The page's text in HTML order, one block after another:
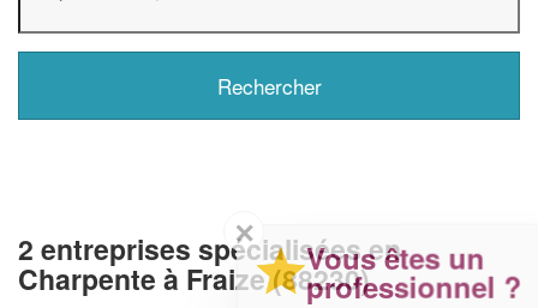
2 entreprises spécialisées en
Charpente à Fraize (88230)
✕
Vous êtes un
professionnel ?